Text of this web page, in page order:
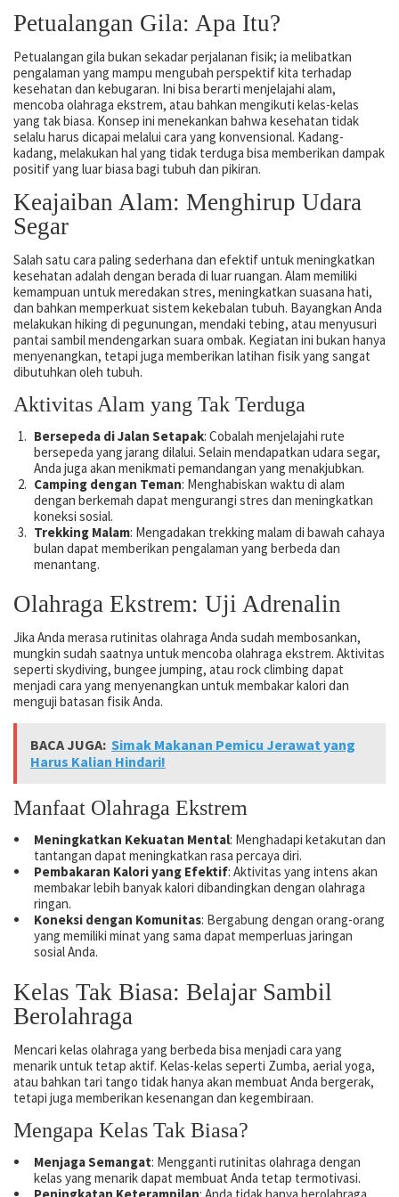
Petualangan Gila: Apa Itu?
Petualangan gila bukan sekadar perjalanan fisik; ia melibatkan
pengalaman yang mampu mengubah perspektif kita terhadap
kesehatan dan kebugaran. Ini bisa berarti menjelajahi alam,
mencoba olahraga ekstrem, atau bahkan mengikuti kelas-kelas
yang tak biasa. Konsep ini menekankan bahwa kesehatan tidak
selalu harus dicapai melalui cara yang konvensional. Kadang-
kadang, melakukan hal yang tidak terduga bisa memberikan dampak
positif yang luar biasa bagi tubuh dan pikiran.
Keajaiban Alam: Menghirup Udara
Segar
Salah satu cara paling sederhana dan efektif untuk meningkatkan
kesehatan adalah dengan berada di luar ruangan. Alam memiliki
kemampuan untuk meredakan stres, meningkatkan suasana hati,
dan bahkan memperkuat sistem kekebalan tubuh. Bayangkan Anda
melakukan hiking di pegunungan, mendaki tebing, atau menyusuri
pantai sambil mendengarkan suara ombak. Kegiatan ini bukan hanya
menyenangkan, tetapi juga memberikan latihan fisik yang sangat
dibutuhkan oleh tubuh.
Aktivitas Alam yang Tak Terduga
Bersepeda di Jalan Setapak: Cobalah menjelajahi rute
bersepeda yang jarang dilalui. Selain mendapatkan udara segar,
Anda juga akan menikmati pemandangan yang menakjubkan.
Camping dengan Teman: Menghabiskan waktu di alam
dengan berkemah dapat mengurangi stres dan meningkatkan
koneksi sosial.
Trekking Malam: Mengadakan trekking malam di bawah cahaya
bulan dapat memberikan pengalaman yang berbeda dan
menantang.
Olahraga Ekstrem: Uji Adrenalin
Jika Anda merasa rutinitas olahraga Anda sudah membosankan,
mungkin sudah saatnya untuk mencoba olahraga ekstrem. Aktivitas
seperti skydiving, bungee jumping, atau rock climbing dapat
menjadi cara yang menyenangkan untuk membakar kalori dan
menguji batasan fisik Anda.
BACA JUGA: Simak Makanan Pemicu Jerawat yang
Harus Kalian Hindari!
Manfaat Olahraga Ekstrem
Meningkatkan Kekuatan Mental: Menghadapi ketakutan dan
tantangan dapat meningkatkan rasa percaya diri.
Pembakaran Kalori yang Efektif: Aktivitas yang intens akan
membakar lebih banyak kalori dibandingkan dengan olahraga
ringan.
Koneksi dengan Komunitas: Bergabung dengan orang-orang
yang memiliki minat yang sama dapat memperluas jaringan
sosial Anda.
Kelas Tak Biasa: Belajar Sambil
Berolahraga
Mencari kelas olahraga yang berbeda bisa menjadi cara yang
menarik untuk tetap aktif. Kelas-kelas seperti Zumba, aerial yoga,
atau bahkan tari tango tidak hanya akan membuat Anda bergerak,
tetapi juga memberikan kesenangan dan kegembiraan.
Mengapa Kelas Tak Biasa?
Menjaga Semangat: Mengganti rutinitas olahraga dengan
kelas yang menarik dapat membuat Anda tetap termotivasi.
Peningkatan Keterampilan: Anda tidak hanya berolahraga,